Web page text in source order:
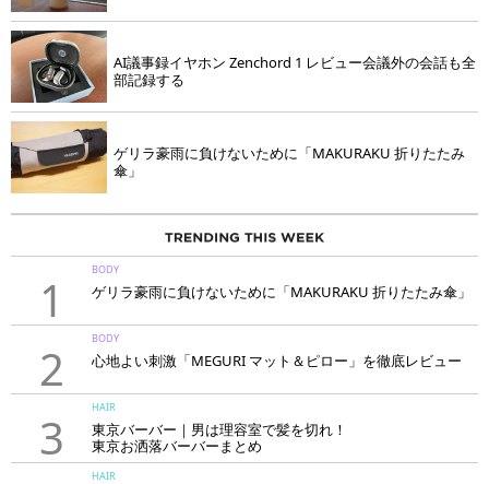
AI議事録イヤホン Zenchord 1 レビュー会議外の会話も全
部記録する
ゲリラ豪雨に負けないために「MAKURAKU 折りたたみ
傘」
1
BODY
ゲリラ豪雨に負けないために「MAKURAKU 折りたたみ傘」
2
BODY
心地よい刺激「MEGURI マット＆ピロー」を徹底レビュー
3
HAIR
東京バーバー｜男は理容室で髪を切れ！
東京お洒落バーバーまとめ
HAIR